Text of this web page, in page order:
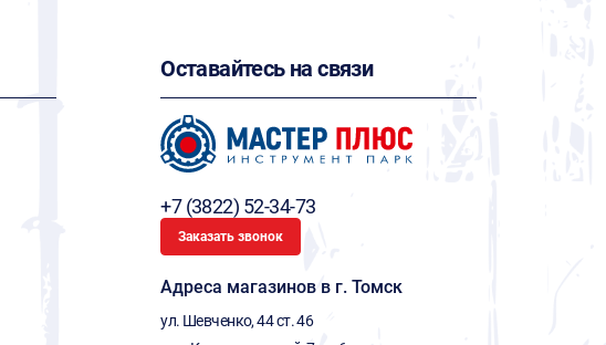
Оставайтесь на связи
+7 (3822) 52-34-73
Заказать звонок
Адреса магазинов в г. Томск
ул. Шевченко, 44 ст. 46